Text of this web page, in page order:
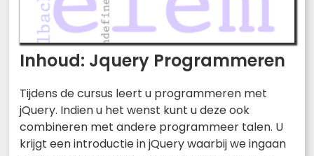
Inhoud: Jquery Programmeren
Tijdens de cursus leert u programmeren met
jQuery. Indien u het wenst kunt u deze ook
combineren met andere programmeer talen. U
krijgt een introductie in jQuery waarbij we ingaan